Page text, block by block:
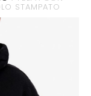
STAMPATO